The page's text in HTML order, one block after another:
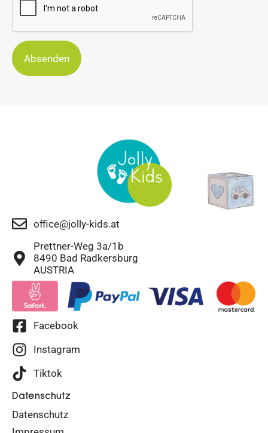
Absenden
office@jolly-kids.at
Prettner-Weg 3a/1b
8490 Bad Radkersburg
AUSTRIA
Facebook
Instagram
Tiktok
Datenschutz
Datenschutz